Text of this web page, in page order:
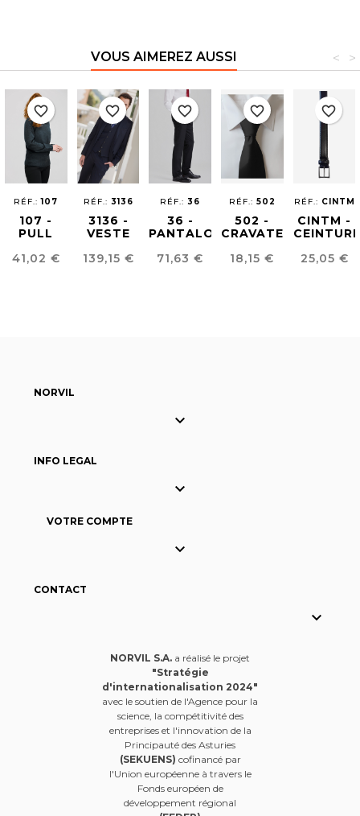
VOUS AIMEREZ AUSSI >
<
RÉF.:107
107 -
PULL
Prix
41,02 €
favorite_border
RÉF.: 3136
3136 -
VESTE
HOMME
Prix
139,15 €
favorite_border
RÉF.: 36
36 -
PANTALON
EASY
Prix
71,63 €
favorite_border
RÉF.: 502
502 -
CRAVATE
SATIN
Prix
18,15 €
favorite_border
RÉF.: CINTM
CINTM -
CEINTURE
EN CUIR
Prix
25,05 €
favorite_border
NORVIL

INFO LEGAL

VOTRE COMPTE

CONTACT

NORVIL S.A. a réalisé le projet
"Stratégie
d'internationalisation 2024"
avec le soutien de l'Agence pour la
science, la compétitivité des
entreprises et l'innovation de la
Principauté des Asturies
(SEKUENS) cofinancé par
l'Union européenne à travers le
Fonds européen de
développement régional